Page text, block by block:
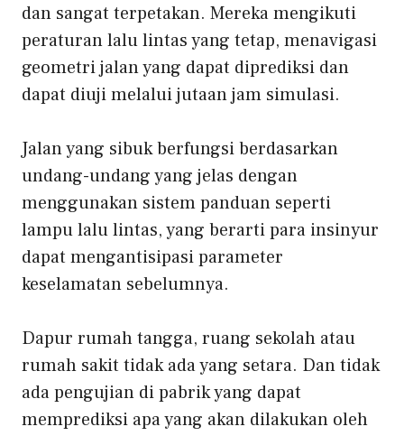
dan sangat terpetakan. Mereka mengikuti
peraturan lalu lintas yang tetap, menavigasi
geometri jalan yang dapat diprediksi dan
dapat diuji melalui jutaan jam simulasi.
Jalan yang sibuk berfungsi berdasarkan
undang-undang yang jelas dengan
menggunakan sistem panduan seperti
lampu lalu lintas, yang berarti para insinyur
dapat mengantisipasi parameter
keselamatan sebelumnya.
Dapur rumah tangga, ruang sekolah atau
rumah sakit tidak ada yang setara. Dan tidak
ada pengujian di pabrik yang dapat
memprediksi apa yang akan dilakukan oleh